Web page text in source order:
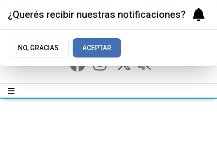
¿Querés recibir nuestras notificaciones?
NO, GRACIAS ACEPTAR